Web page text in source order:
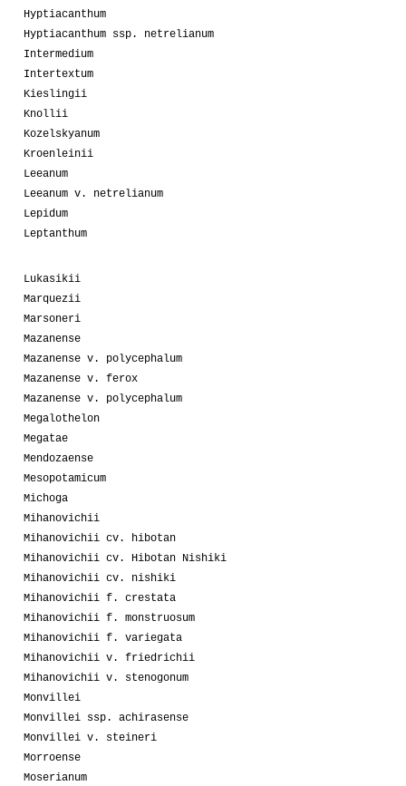
Hyptiacanthum
Hyptiacanthum ssp. netrelianum
Intermedium
Intertextum
Kieslingii
Knollii
Kozelskyanum
Kroenleinii
Leeanum
Leeanum v. netrelianum
Lepidum
Leptanthum
Lukasikii
Marquezii
Marsoneri
Mazanense
Mazanense v. polycephalum
Mazanense v. ferox
Mazanense v. polycephalum
Megalothelon
Megatae
Mendozaense
Mesopotamicum
Michoga
Mihanovichii
Mihanovichii cv. hibotan
Mihanovichii cv. Hibotan Nishiki
Mihanovichii cv. nishiki
Mihanovichii f. crestata
Mihanovichii f. monstruosum
Mihanovichii f. variegata
Mihanovichii v. friedrichii
Mihanovichii v. stenogonum
Monvillei
Monvillei ssp. achirasense
Monvillei v. steineri
Morroense
Moserianum